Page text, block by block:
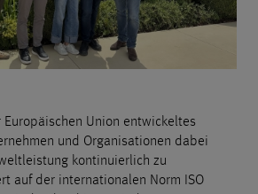
Europäischen Union entwickeltes
und Organisationen dabei
kontinuierlich zu
auf der internationalen Norm ISO